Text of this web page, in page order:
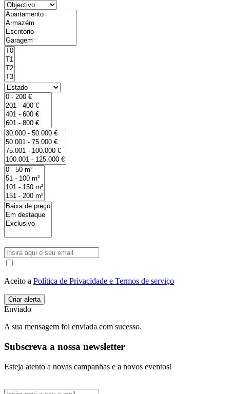
Aceito a Política de Privacidade e Termos de serviço
Enviado
A sua mensagem foi enviada com sucesso.
Subscreva a nossa newsletter
Esteja atento a novas campanhas e a novos eventos!